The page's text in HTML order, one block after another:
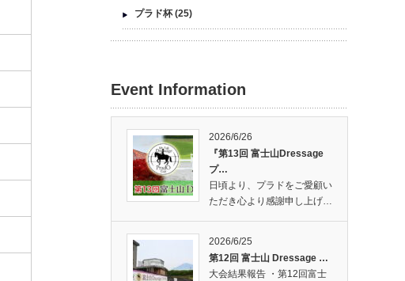
プラド杯(25)
Event Information
2026/6/26
『第13回 富士山Dressage
プ…
日頃より、プラドをご愛顧い
ただき心より感謝申し上げ…
2026/6/25
第12回 富士山 Dressage …
大会結果報告 ・第12回富士